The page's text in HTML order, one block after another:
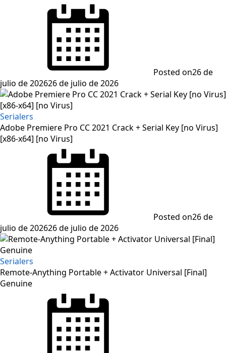
Posted on26 de
julio de 202626 de julio de 2026
Serialers
Adobe Premiere Pro CC 2021 Crack + Serial Key [no Virus]
[x86-x64] [no Virus]
Posted on26 de
julio de 202626 de julio de 2026
Serialers
Remote-Anything Portable + Activator Universal [Final]
Genuine